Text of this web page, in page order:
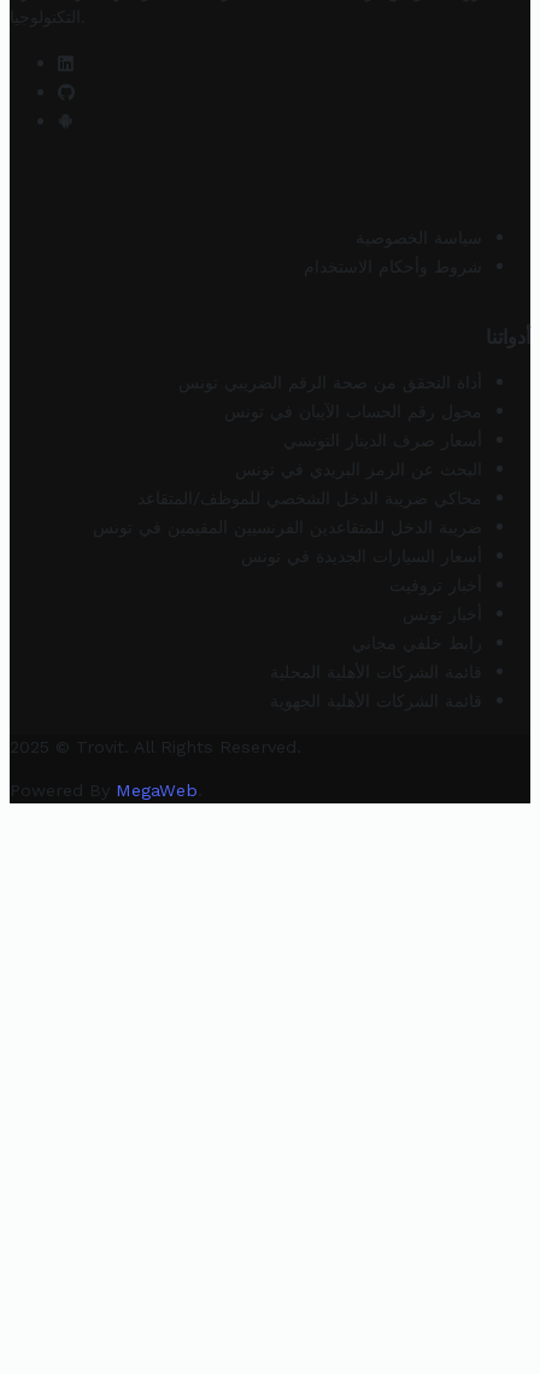
التكنولوجيا
سياسة الخصوصية
شروط وأحكام الاستخدام
أدواتنا
أداة التحقق من صحة الرقم الضريبي تونس
محول رقم الحساب الآيبان في تونس
أسعار صرف الدينار التونسي
البحث عن الرمز البريدي في تونس
محاكي ضريبة الدخل الشخصي للموظف/المتقاعد
ضريبة الدخل للمتقاعدين الفرنسيين المقيمين في تونس
أسعار السيارات الجديدة في تونس
أخبار تروفيت
أخبار تونس
رابط خلفي مجاني
قائمة الشركات الأهلية المحلية
قائمة الشركات الأهلية الجهوية
2025 © Trovit. All Rights Reserved.
Powered By MegaWeb